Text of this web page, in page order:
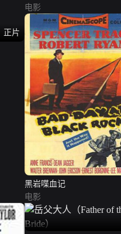
电影
正片
黑岩喋血记
电影